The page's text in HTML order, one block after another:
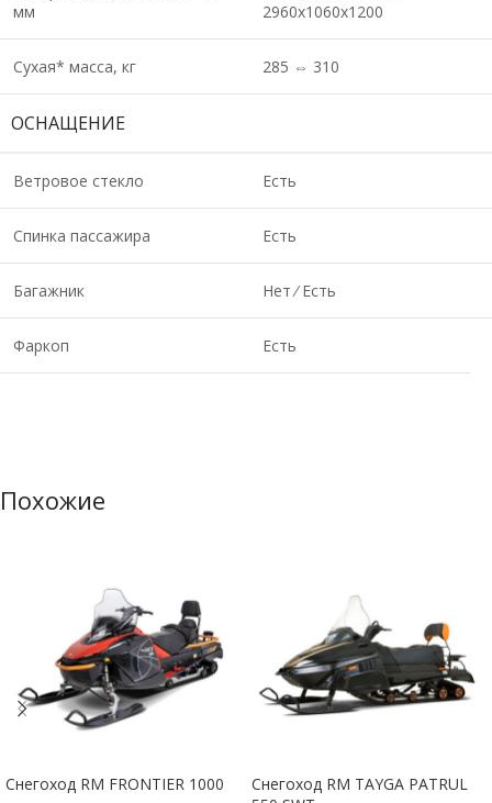
мм
2960х1060х1200
Сухая* масса, кг 285 ⇔ 310
ОСНАЩЕНИЕ
Ветровое стекло Есть
Спинка пассажира Есть
Багажник Нет ⁄ Есть
Фаркоп Есть
Похожие
Снегоход RM FRONTIER 1000
Снегоход RM TAYGA PATRUL